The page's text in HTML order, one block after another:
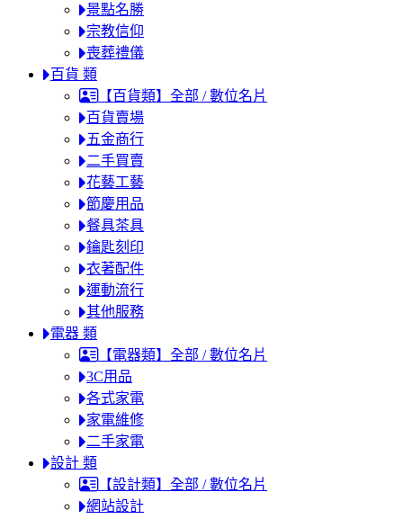
景點名勝
宗教信仰
喪葬禮儀
百貨 類
【百貨類】全部 / 數位名片
百貨賣場
五金商行
二手買賣
花藝工藝
節慶用品
餐具茶具
鑰匙刻印
衣著配件
運動流行
其他服務
電器 類
【電器類】全部 / 數位名片
3C用品
各式家電
家電維修
二手家電
設計 類
【設計類】全部 / 數位名片
網站設計